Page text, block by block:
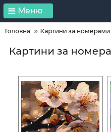
Меню
Головна Картини за номерами
Картини за